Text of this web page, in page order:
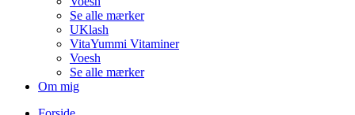
Se alle mærker
UKlash
VitaYummi Vitaminer
Voesh
Se alle mærker
Om mig